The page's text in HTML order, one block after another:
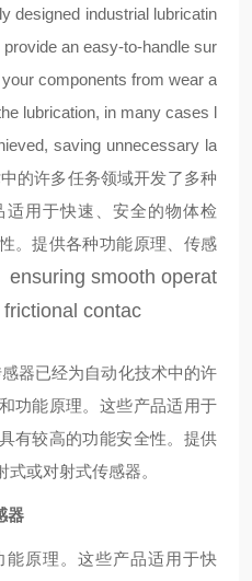
designed industrial lubricatin
an easy-to-handle sur
components from wear a
lubrication, in many cases l
saving unnecessary la
的许多任务领域开发了多种
用于快速、安全的物体检
。提供各种功能原理、传感
ensuring smooth operat
contac
器已经为自动化技术中的许
功能原理。这些产品适用于
有较高的功能安全性。提供
或对射式传感器。
器
原理。这些产品适用于快